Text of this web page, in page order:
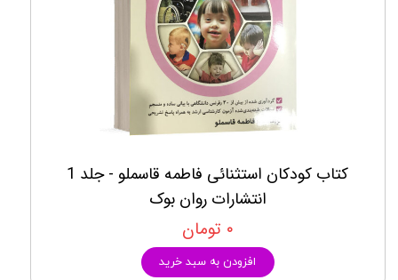
کتاب کودکان استثنائی فاطمه قاسملو - جلد 1
انتشارات روان بوک
۰ تومان
افزودن به سبد خرید